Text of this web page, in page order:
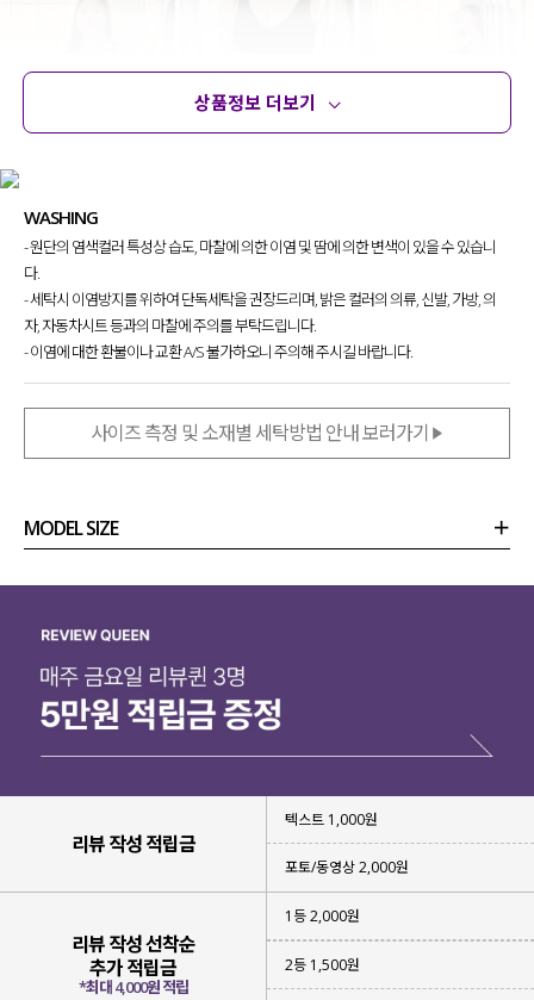
상품정보 더보기
WASHING
- 원단의 염색컬러 특성상 습도, 마찰에 의한 이염 및 땀에 의한 변색이 있을 수 있습니
다.
- 세탁시 이염방지를 위하여 단독세탁을 권장드리며, 밝은 컬러의 의류, 신발, 가방, 의
자, 자동차시트 등과의 마찰에 주의를 부탁드립니다.
- 이염에 대한 환불이나 교환 A/S 불가하오니 주의해 주시길 바랍니다.
사이즈 측정 및 소재별 세탁방법 안내 보러가기
MODEL SIZE
리뷰 작성 적립금
텍스트 1,000원
포토/동영상 2,000원
리뷰 작성 선착순
추가 적립금
*최대 4,000원 적립
1등 2,000원
2등 1,500원